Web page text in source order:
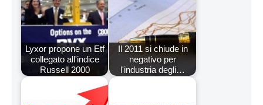
Lyxor propone un Etf
collegato all'indice
Russell 2000
Il 2011 si chiude in
negativo per
l'industria degli…